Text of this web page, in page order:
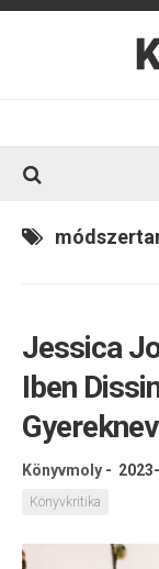
Kapcsolat
Olvasó sarok
Könyveim
Rólam
Jessica
Iben
Könyvmoly -
Könyvkritika